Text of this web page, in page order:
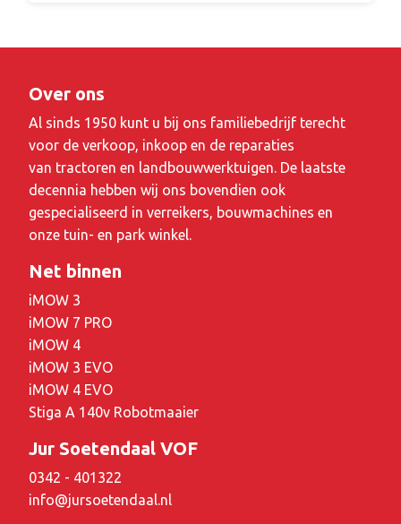
Over ons
Al sinds 1950 kunt u bij ons familiebedrijf terecht
voor de verkoop, inkoop en de reparaties
van tractoren en landbouwwerktuigen. De laatste
decennia hebben wij ons bovendien ook
gespecialiseerd in verreikers, bouwmachines en
onze tuin- en park winkel.
Net binnen
iMOW 3
iMOW 7 PRO
iMOW 4
iMOW 3 EVO
iMOW 4 EVO
Stiga A 140v Robotmaaier
Jur Soetendaal VOF
0342 - 401322
info@jursoetendaal.nl